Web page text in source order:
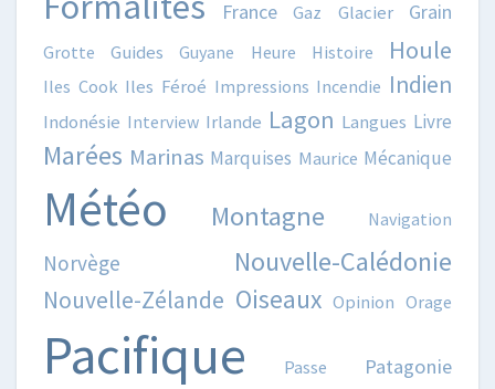
France Gaz Glacier Grain
Grotte Guides Guyane Heure Histoire Houle
Iles Cook Iles Féroé Impressions Incendie Indien
Indonésie Interview Irlande Lagon Langues Livre
Marées Marinas Marquises Maurice Mécanique
Météo Montagne Navigation
Norvège Nouvelle-Calédonie
Nouvelle-Zélande Oiseaux Opinion Orage
Pacifique Passe Patagonie